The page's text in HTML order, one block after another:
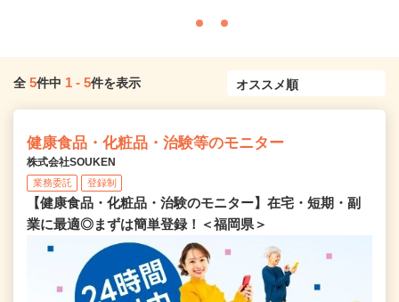
全 5件中 1 - 5件を表示
健康食品・化粧品・治験等のモニター
株式会社SOUKEN
業務委託 登録制
【健康食品・化粧品・治験のモニター】在宅・短期・副
業に最適◎まずは簡単登録！＜福岡県＞